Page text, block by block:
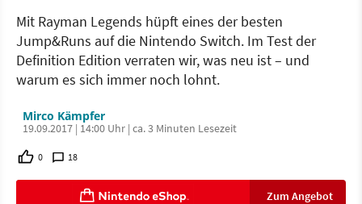
Mit Rayman Legends hüpft eines der besten
Jump&Runs auf die Nintendo Switch. Im Test der
Definition Edition verraten wir, was neu ist – und
warum es sich immer noch lohnt.
Mirco Kämpfer
19.09.2017 | 14:00 Uhr | ca. 3 Minuten Lesezeit
0 18
Zum Angebot